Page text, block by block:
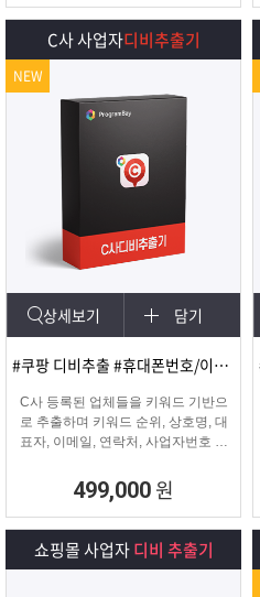
C사 사업자디비추출기
상세보기 담기
#쿠팡 디비추출 #휴대폰번호/이메일
C사 등록된 업체들을 키워드 기반으
로 추출하며 키워드 순위, 상호명, 대
표자, 이메일, 연락처, 사업자번호 등
추출해주는 프로그램
499,000 원
NEW
쇼핑몰 사업자디비 추출기